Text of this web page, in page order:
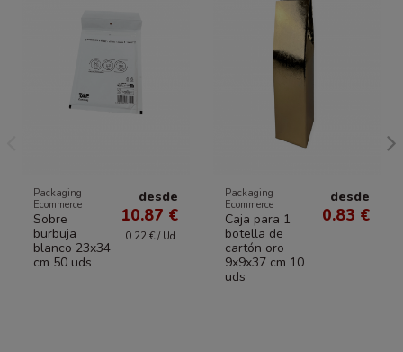
Packaging
Ecommerce
Sobre
burbuja
blanco 23x34
cm 50 uds
desde
10.87 €
0.22 € / Ud.
Packaging
Ecommerce
Caja para 1
botella de
cartón oro
9x9x37 cm 10
uds
desde
0.83 €